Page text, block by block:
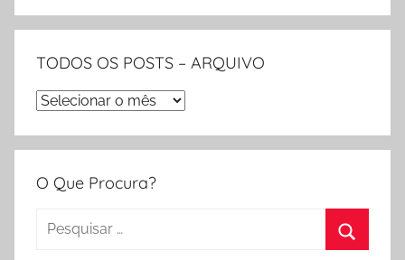
i
o
e
u
TODOS OS POSTS – ARQUIVO
TODOS
POSTS
–
O Que Procura?
Pesquisar